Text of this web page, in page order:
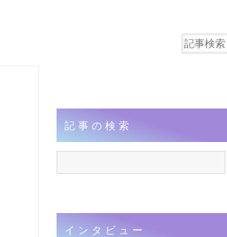
音楽
連載
フォ
記事の検索
インタビュー